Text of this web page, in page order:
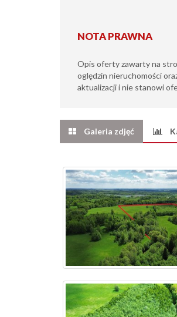
NOTA PRAWNA
Opis oferty zawarty na
oględzin nieruchomości
aktualizacji i nie stanowi
Galeria zdjęć